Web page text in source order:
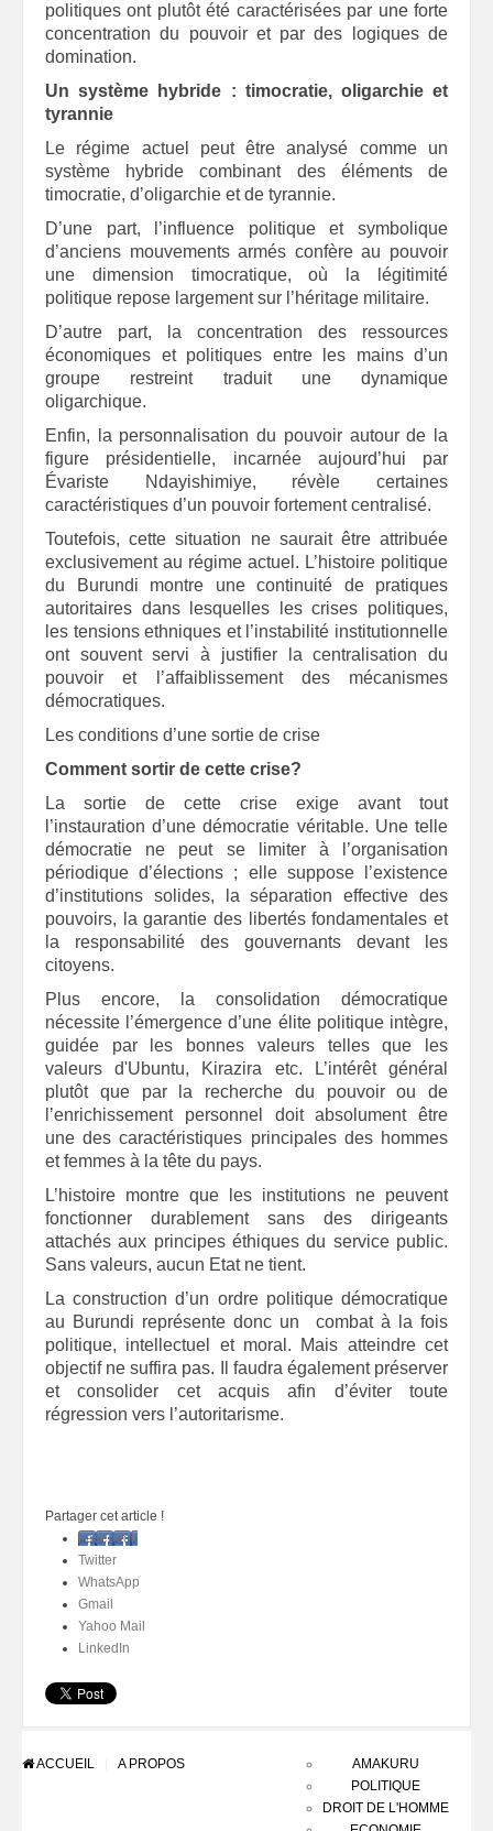
politiques ont plutôt été caractérisées par une forte
concentration du pouvoir et par des logiques de
domination.
Un système hybride : timocratie, oligarchie et
tyrannie
Le régime actuel peut être analysé comme un
système hybride combinant des éléments de
timocratie, d’oligarchie et de tyrannie.
D’une part, l’influence politique et symbolique
d’anciens mouvements armés confère au pouvoir
une dimension timocratique, où la légitimité
politique repose largement sur l’héritage militaire.
D’autre part, la concentration des ressources
économiques et politiques entre les mains d’un
groupe restreint traduit une dynamique
oligarchique.
Enfin, la personnalisation du pouvoir autour de la
figure présidentielle, incarnée aujourd’hui par
Évariste Ndayishimiye, révèle certaines
caractéristiques d’un pouvoir fortement centralisé.
Toutefois, cette situation ne saurait être attribuée
exclusivement au régime actuel. L’histoire politique
du Burundi montre une continuité de pratiques
autoritaires dans lesquelles les crises politiques,
les tensions ethniques et l’instabilité institutionnelle
ont souvent servi à justifier la centralisation du
pouvoir et l’affaiblissement des mécanismes
démocratiques.
Les conditions d’une sortie de crise
Comment sortir de cette crise?
La sortie de cette crise exige avant tout
l’instauration d’une démocratie véritable. Une telle
démocratie ne peut se limiter à l’organisation
périodique d’élections ; elle suppose l’existence
d’institutions solides, la séparation effective des
pouvoirs, la garantie des libertés fondamentales et
la responsabilité des gouvernants devant les
citoyens.
Plus encore, la consolidation démocratique
nécessite l’émergence d’une élite politique intègre,
guidée par les bonnes valeurs telles que les
valeurs d'Ubuntu, Kirazira etc. L’intérêt général
plutôt que par la recherche du pouvoir ou de
l’enrichissement personnel doit absolument être
une des caractéristiques principales des hommes
et femmes à la tête du pays.
L’histoire montre que les institutions ne peuvent
fonctionner durablement sans des dirigeants
attachés aux principes éthiques du service public.
Sans valeurs, aucun Etat ne tient.
La construction d’un ordre politique démocratique
au Burundi représente donc un combat à la fois
politique, intellectuel et moral. Mais atteindre cet
objectif ne suffira pas. Il faudra également préserver
et consolider cet acquis afin d’éviter toute
régression vers l’autoritarisme.
Partager cet article !
Facebook
Twitter
WhatsApp
Gmail
Yahoo Mail
LinkedIn
ACCUEIL A PROPOS
AMAKURU
POLITIQUE
DROIT DE L'HOMME